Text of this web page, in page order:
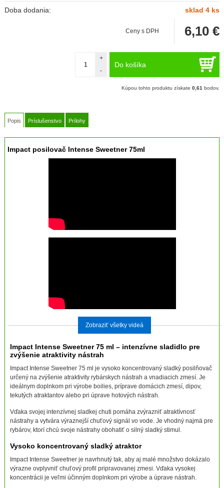
Doba dodania: sklad 4 ks
Ceny s DPH 6,10 €
Do košíka
-
+
Kúpou tohto produktu získate0,61 bodov.
Popis Príslušenstvo Prílohy
Impact posilovač Intense Sweetner 75ml
Zobraziť všetky videá
Impact Intense Sweetner 75 ml – intenzívne sladidlo pre
zvýšenie atraktivity nástrah
Impact Intense Sweetner 75 ml je vysoko koncentrovaný sladký posilňovač
určený na zvýšenie atraktivity rybárskych nástrah a vnadiacich zmesí. Je
ideálnym doplnkom pri výrobe boilies, príprave domácich zmesí, dipov,
tekutých atraktantov alebo pri úprave hotových nástrah.
Vďaka svojej intenzívnej sladkej chuti pomáha zvýrazniť atraktívnosť
nástrahy a vytvára výraznejší chuťový signál vo vode. Je vhodný najmä pre
rybárov, ktorí chcú svoje nástrahy obohatiť o silný sladký stimul.
Vysoko koncentrovaný sladký atraktor
Impact Intense Sweetner je navrhnutý tak, aby aj malé množstvo dokázalo
výrazne ovplyvniť chuťový profil pripravovanej zmesi. Vďaka vysokej
koncentrácii je veľmi účinným doplnkom pri výrobe a úprave nástrah.